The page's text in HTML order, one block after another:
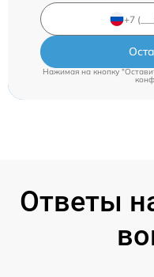
Нажимая на кнопку
Ответы